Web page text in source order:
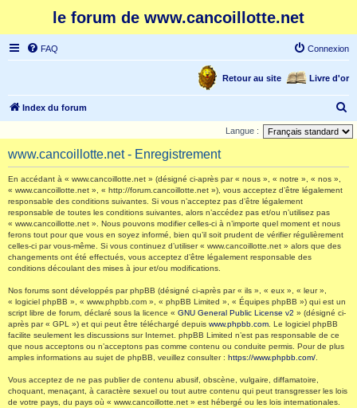
le forum de www.cancoillotte.net
FAQ Connexion
Livre d'or
Retour au site
Index du forum
e
Langue :
www.cancoillotte.net - Enregistrement
En accédant à « www.cancoillotte.net » (désigné ci-après par « nous », « notre », « nos »,
« www.cancoillotte.net », « http://forum.cancoillotte.net »), vous acceptez d’être légalement
responsable des conditions suivantes. Si vous n’acceptez pas d’être légalement
responsable de toutes les conditions suivantes, alors n’accédez pas et/ou n’utilisez pas
« www.cancoillotte.net ». Nous pouvons modifier celles-ci à n’importe quel moment et nous
ferons tout pour que vous en soyez informé, bien qu’il soit prudent de vérifier régulièrement
celles-ci par vous-même. Si vous continuez d’utiliser « www.cancoillotte.net » alors que des
changements ont été effectués, vous acceptez d’être légalement responsable des
conditions découlant des mises à jour et/ou modifications.
Nos forums sont développés par phpBB (désigné ci-après par « ils », « eux », « leur »,
« logiciel phpBB », « www.phpbb.com », « phpBB Limited », « Équipes phpBB ») qui est un
script libre de forum, déclaré sous la licence « GNU General Public License v2 » (désigné ci-
après par « GPL ») et qui peut être téléchargé depuis www.phpbb.com . Le logiciel phpBB
facilite seulement les discussions sur Internet. phpBB Limited n’est pas responsable de ce
que nous acceptons ou n’acceptons pas comme contenu ou conduite permis. Pour de plus
amples informations au sujet de phpBB, veuillez consulter : https://www.phpbb.com/
Vous acceptez de ne pas publier de contenu abusif, obscène, vulgaire, diffamatoire,
choquant, menaçant, à caractère sexuel ou tout autre contenu qui peut transgresser les lois
de votre pays, du pays où « www.cancoillotte.net » est hébergé ou les lois internationales.